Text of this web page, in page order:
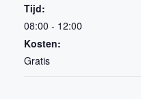
Tijd:
08:00 - 12:00
Kosten:
Gratis